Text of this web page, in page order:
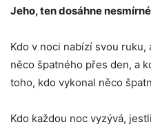
Jeho, ten dosáhne
Kdo v noci nabízí svou
něco špatného přes den, a
toho, kdo vykonal něco
Kdo každou noc vyzývá,